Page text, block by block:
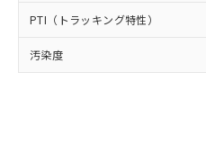
PTI（トラッキング特性）
汚染度
※当社の共同利
用者の範囲」
EU RoHS指令（10物
51物質の非含有証明
※本証明書は発行日
るもので、過去に遡